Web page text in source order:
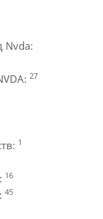
Nvda:
27
1
16
45